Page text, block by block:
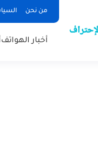
من نحن
أخبار الهواتف